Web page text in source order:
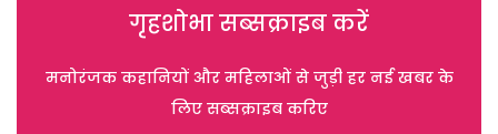
गृहशोभा सब्सक्राइब करें
मनोरंजक कहानियों और महिलाओं से जुड़ी हर नई खबर के
लिए सब्सक्राइब करिए